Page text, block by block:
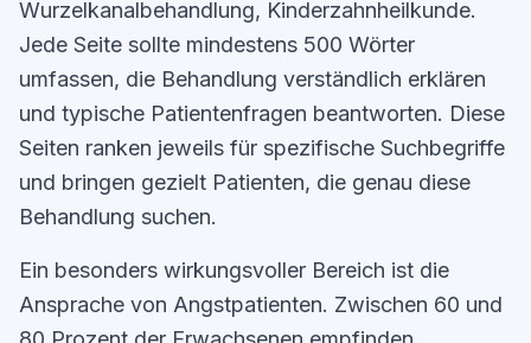
Wurzelkanalbehandlung, Kinderzahnheilkunde.
Jede Seite sollte mindestens 500 Wörter
umfassen, die Behandlung verständlich erklären
und typische Patientenfragen beantworten. Diese
Seiten ranken jeweils für spezifische Suchbegriffe
und bringen gezielt Patienten, die genau diese
Behandlung suchen.
Ein besonders wirkungsvoller Bereich ist die
Ansprache von Angstpatienten. Zwischen 60 und